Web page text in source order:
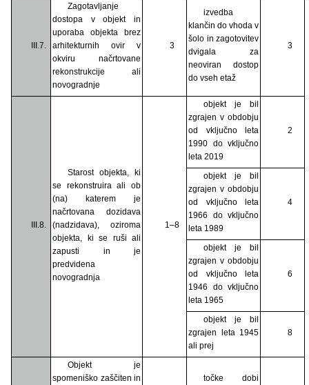
III.7.
Zagotavljanje
dostopa v objekt in
uporaba objekta brez
arhitekturnih ovir v
okviru načrtovane
rekonstrukcije ali
novogradnje
3
izvedba
klančin do vhoda v
šolo in zagotovitev
dvigala za
neoviran dostop
do vseh etaž
3
III.8.
Starost objekta, ki
se rekonstruira ali ob
(na) katerem je
načrtovana dozidava
(nadzidava), oziroma
objekta, ki se ruši ali
zapusti in je
predvidena
novogradnja
1–8
objekt je bil
zgrajen v obdobju
od vključno leta
1990 do vključno
leta 2019
2
objekt je bil
zgrajen v obdobju
od vključno leta
1966 do vključno
leta 1989
4
objekt je bil
zgrajen v obdobju
od vključno leta
1946 do vključno
leta 1965
6
objekt je bil
zgrajen leta 1945
ali prej
8
Objekt je
spomeniško zaščiten in
točke dobi